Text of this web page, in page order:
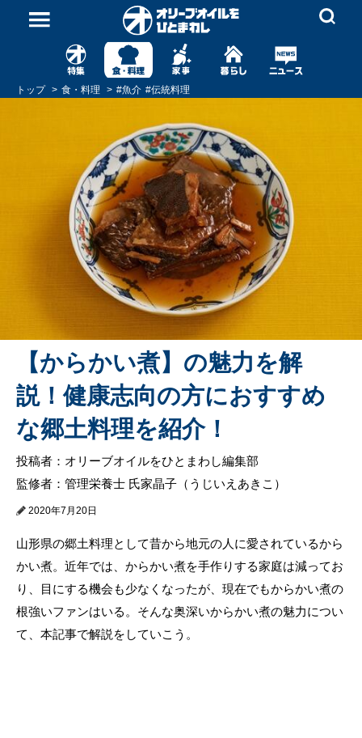
トップ 食・料理 #魚介 #伝統料理
【からかい煮】の魅力を解
説！健康志向の方におすすめ
な郷土料理を紹介！
投稿者：オリーブオイルをひとまわし編集部
監修者：管理栄養士 氏家晶子（うじいえあきこ）
2020年7月20日
山形県の郷土料理として昔から地元の人に愛されているから
かい煮。近年では、からかい煮を手作りする家庭は減ってお
り、目にする機会も少なくなったが、現在でもからかい煮の
根強いファンはいる。そんな奥深いからかい煮の魅力につい
て、本記事で解説をしていこう。